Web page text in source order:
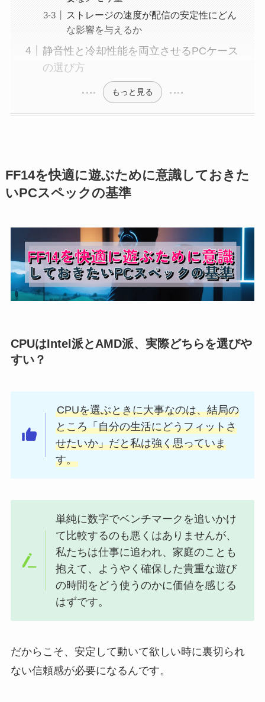
ストレージの速度が配信の安定性にどん
な影響を与えるか
静音性と冷却性能を両立させるPCケース
の選び方
もっと見る
FF14を快適に遊ぶために意識しておきた
いPCスペックの基準
CPUはIntel派とAMD派、実際どちらを選びや
すい？
CPUを選ぶときに大事なのは、結局の
ところ「自分の生活にどうフィットさ
せたいか」だと私は強く思っていま
す。
単純に数字でベンチマークを追いかけ
て比較するのも悪くはありませんが、
私たちは仕事に追われ、家庭のことも
抱えて、ようやく確保した貴重な遊び
の時間をどう使うのかに価値を感じる
はずです。
だからこそ、安定して動いて欲しい時に裏切られ
ない信頼感が必要になるんです。